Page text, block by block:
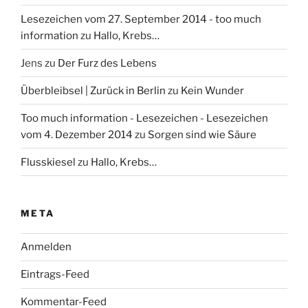
Lesezeichen vom 27. September 2014 - too much
information zu Hallo, Krebs…
Jens zu Der Furz des Lebens
Überbleibsel | Zurück in Berlin zu Kein Wunder
Too much information - Lesezeichen - Lesezeichen
vom 4. Dezember 2014 zu Sorgen sind wie Säure
Flusskiesel zu Hallo, Krebs…
META
Anmelden
Eintrags-Feed
Kommentar-Feed